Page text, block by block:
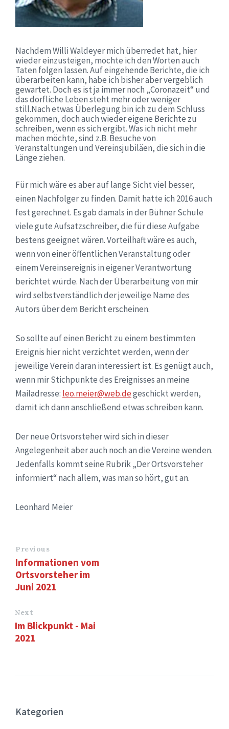
Nachdem Willi Waldeyer mich überredet hat, hier
wieder einzusteigen, möchte ich den Worten auch
Taten folgen lassen. Auf eingehende Berichte, die ich
überarbeiten kann, habe ich bisher aber vergeblich
gewartet. Doch es ist ja immer noch „Coronazeit“ und
das dörfliche Leben steht mehr oder weniger
still.Nach etwas Überlegung bin ich zu dem Schluss
gekommen, doch auch wieder eigene Berichte zu
schreiben, wenn es sich ergibt. Was ich nicht mehr
machen möchte, sind z.B. Besuche von
Veranstaltungen und Vereinsjubiläen, die sich in die
Länge ziehen.
Für mich wäre es aber auf lange Sicht viel besser,
einen Nachfolger zu finden. Damit hatte ich 2016 auch
fest gerechnet. Es gab damals in der Bühner Schule
viele gute Aufsatzschreiber, die für diese Aufgabe
bestens geeignet wären. Vorteilhaft wäre es auch,
wenn von einer öffentlichen Veranstaltung oder
einem Vereinsereignis in eigener Verantwortung
berichtet würde. Nach der Überarbeitung von mir
wird selbstverständlich der jeweilige Name des
Autors über dem Bericht erscheinen.
So sollte auf einen Bericht zu einem bestimmten
Ereignis hier nicht verzichtet werden, wenn der
jeweilige Verein daran interessiert ist. Es genügt auch,
wenn mir Stichpunkte des Ereignisses an meine
Mailadresse: leo.meier@web.degeschickt werden,
damit ich dann anschließend etwas schreiben kann.
Der neue Ortsvorsteher wird sich in dieser
Angelegenheit aber auch noch an die Vereine wenden.
Jedenfalls kommt seine Rubrik „Der Ortsvorsteher
informiert“ nach allem, was man so hört, gut an.
Leonhard Meier
Previous
Informationen vom
Ortsvorsteher im
Juni 2021
Next
Im Blickpunkt - Mai
2021
Kategorien